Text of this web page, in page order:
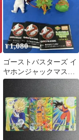
¥1,080
ゴーストバスターズ イ
ヤホンジャックマスコ
ット